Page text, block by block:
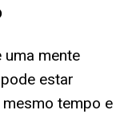
uma mente
estar
tempo e